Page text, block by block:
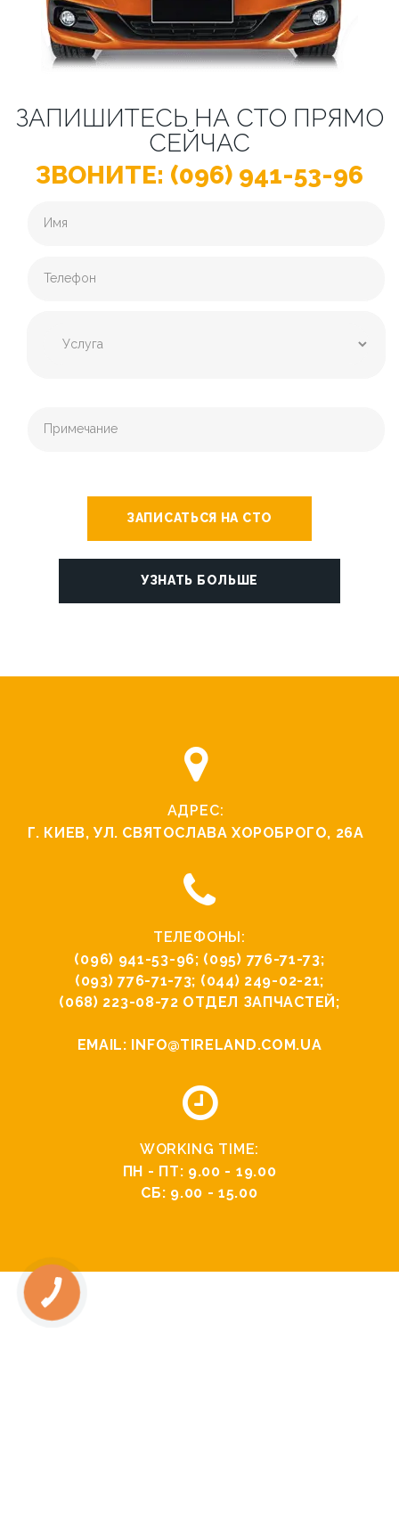
ЗАПИШИТЕСЬ НА СТО ПРЯМО
СЕЙЧАС
ЗВОНИТЕ: (096) 941-53-96
ЗАПИСАТЬСЯ НА СТО
УЗНАТЬ БОЛЬШЕ
АДРЕС:
Г. КИЕВ, УЛ. СВЯТОCЛАВА ХОРОБРОГО, 26А
ТЕЛЕФОНЫ:
(096) 941-53-96; (095) 776-71-73;
(093) 776-71-73; (044) 249-02-21;
(068) 223-08-72 ОТДЕЛ ЗАПЧАСТЕЙ;
EMAIL: INFO@TIRELAND.COM.UA
WORKING TIME:
ПН - ПТ: 9.00 - 19.00
СБ: 9.00 - 15.00